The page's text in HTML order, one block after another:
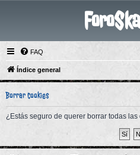
FAQ
Índice general
Borrar cookies
¿Estás seguro de querer borrar todas